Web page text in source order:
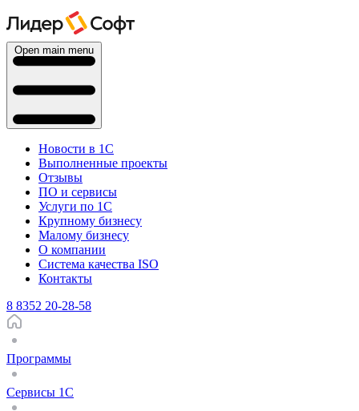
Open main menu
Новости в 1С
Выполненные проекты
Отзывы
ПО и сервисы
Услуги по 1С
Крупному бизнесу
Малому бизнесу
О компании
Система качества ISO
Контакты
8 8352 20-28-58
Программы
Сервисы 1С